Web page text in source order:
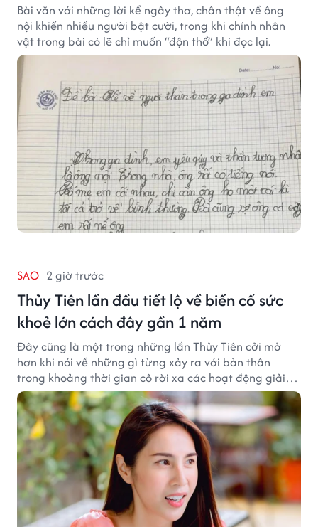
Bài văn với những lời kể ngây thơ, chân thật về ông
nội khiến nhiều người bật cười, trong khi chính nhân
vật trong bài có lẽ chỉ muốn “độn thổ” khi đọc lại.
SAO 2 giờ trước
Thủy Tiên lần đầu tiết lộ về biến cố sức
khoẻ lớn cách đây gần 1 năm
Đây cũng là một trong những lần Thủy Tiên cởi mở
hơn khi nói về những gì từng xảy ra với bản thân
trong khoảng thời gian cô rời xa các hoạt động giải
trí.